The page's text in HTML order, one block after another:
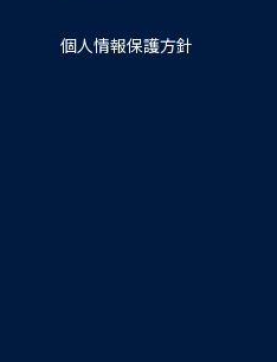
きＩＮＧ」が、なら･グッ
に選定
優秀賞に選定
ク」の商品が、なら･グッ
個人情報保護方針